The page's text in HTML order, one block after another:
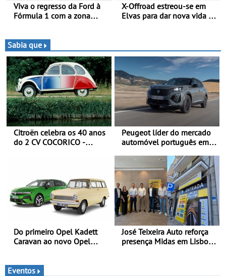
Viva o regresso da Ford à
Fórmula 1 com a zona
Ford Fan Zone com um
preço especial exclusivo de
400 €, para os três dias de
competição
X-Offroad estreou-se em
Elvas para dar nova vida às
pilotos no Alto Alentejo,
com viaturas T0, T8 e TA
em competição
Sabia que
Citroën celebra os 40 anos
do 2 CV COCORICO -
Peugeot líder do mercado
automóvel português em
semestre
Do primeiro Opel Kadett
Caravan ao novo Opel
José Teixeira Auto reforça
presença Midas em Lisboa
Eventos